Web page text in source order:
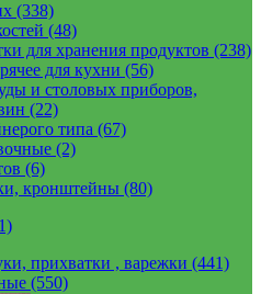
(338)
(48)
для хранения продуктов (238)
для кухни (56)
и столовых приборов,
(22)
типа (67)
(2)
(6)
кронштейны (80)
прихватки , варежки (441)
(550)